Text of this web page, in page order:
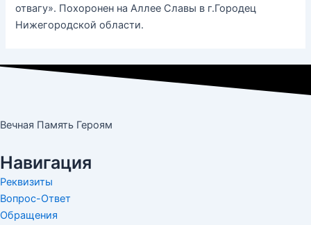
отвагу». Похоронен на Аллее Славы в г.Городец
Нижегородской области.
Вечная Память Героям
Навигация
Реквизиты
Вопрос-Ответ
Обращения